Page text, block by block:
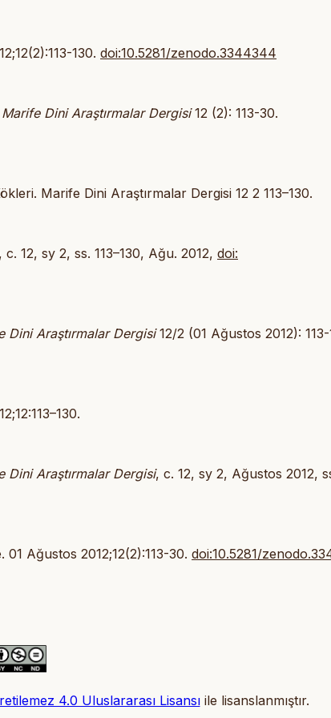
130. doi:10.5281/zenodo.3344344
Marife Dini Araştırmalar Dergisi12 (2): 113-30.
Marife Dini Araştırmalar Dergisi 12 2 113–130.
c. 12, sy 2, ss. 113–130, Ağu. 2012, doi:
Dini Araştırmalar Dergisi12/2 (01 Ağustos 2012): 113-
Dini Araştırmalar Dergisi, c. 12, sy 2, Ağustos 2012,
Ağustos 2012;12(2):113-30. doi:10.5281/
4.0 Uluslararası Lisansıile lisanslanmıştır.